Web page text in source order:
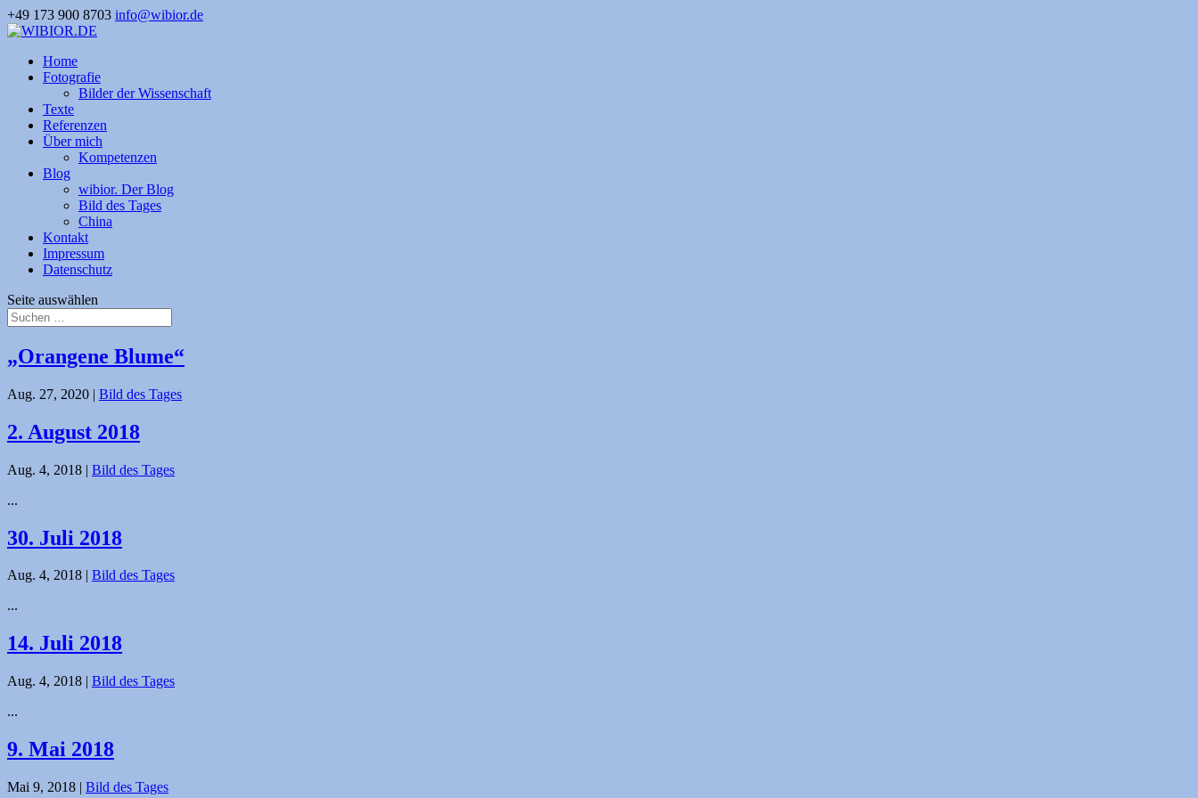
+49 173 900 8703 info@wibior.de
Home
Fotografie
Bilder der Wissenschaft
Texte
Referenzen
Über mich
Kompetenzen
Blog
wibior. Der Blog
Bild des Tages
China
Kontakt
Impressum
Datenschutz
Seite auswählen
„Orangene Blume“
Aug. 27, 2020 | Bild des Tages
2. August 2018
Aug. 4, 2018 | Bild des Tages
...
30. Juli 2018
Aug. 4, 2018 | Bild des Tages
...
14. Juli 2018
Aug. 4, 2018 | Bild des Tages
...
9. Mai 2018
Mai 9, 2018 | Bild des Tages